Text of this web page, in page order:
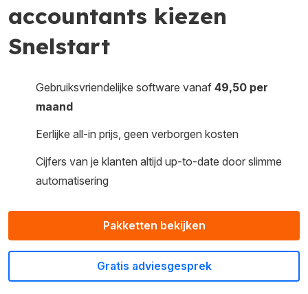
accountants kiezen
Snelstart
Gebruiksvriendelijke software vanaf 49,50 per
maand
Eerlijke all-in prijs, geen verborgen kosten
Cijfers van je klanten altijd up-to-date door slimme
automatisering
Pakketten bekijken
Gratis adviesgesprek